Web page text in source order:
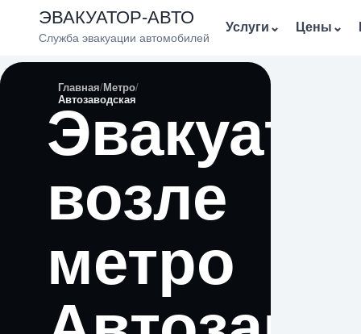
ЭВАКУАТОР-АВТО
Служба эвакуации автомобилей
Услуги ⌄ Цены ⌄
Главная Метро
Автозаводская
возле
метро